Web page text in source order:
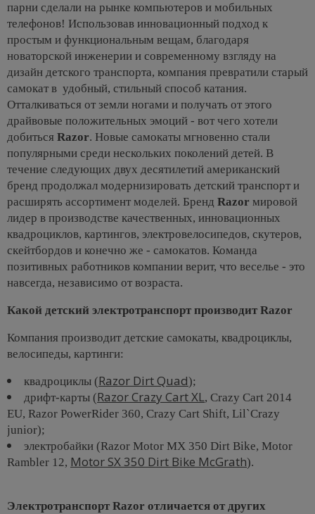
парни сделали на рынке компьютеров и мобильных
телефонов! Использовав инновационный подход к
простым и функциональным вещам, благодаря
новаторской инженерии и современному взгляду на
дизайн детского транспорта, компания превратили старый
самокат в удобный, стильный способ катания.
Отталкиваться от земли ногами и получать от этого
драйвовые положительных эмоций - вот чего хотели
добиться Razor. Новые самокаты мгновенно стали
популярными среди нескольких поколений детей. В
течение следующих двух десятилетий американский
бренд продолжал модернизировать детский транспорт и
расширять ассортимент моделей. Бренд Razor мировой
лидер в производстве качественных, инновационных
квадроциклов, картингов, электровелосипедов, скутеров,
скейтбордов и конечно же - самокатов. Команда
позитивных работников компании верит, что веселье - это
навсегда, независимо от возраста.
Какой детский электротранспорт производит Razor
Компания производит детские самокаты, квадроциклы,
велосипеды, картинги:
квадроциклы (Razor Dirt Quad);
дрифт-карты (Razor Crazy Cart XL, Crazy Cart 2014
EU, Razor PowerRider 360, Crazy Cart Shift, Lil`Crazy
junior);
электробайки (Razor Motor MX 350 Dirt Bike, Motor
Rambler 12, Motor SX 350 Dirt Bike McGrath).
Электротранспорт Razor отличается от других